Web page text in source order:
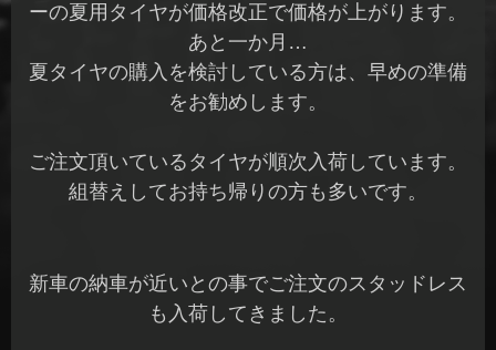
ーの夏用タイヤが価格改正で価格が上がります。
あと一か月…
夏タイヤの購入を検討している方は、早めの準備
をお勧めします。
ご注文頂いているタイヤが順次入荷しています。
組替えしてお持ち帰りの方も多いです。
新車の納車が近いとの事でご注文のスタッドレス
も入荷してきました。